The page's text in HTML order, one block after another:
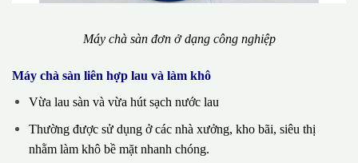
Máy chà sàn đơn ở dạng công nghiệp
Máy chà sàn liên hợp lau và làm khô
Vừa lau sàn và vừa hút sạch nước lau
Thường được sử dụng ở các nhà xưởng, kho bãi, siêu thị
nhằm làm khô bề mặt nhanh chóng.